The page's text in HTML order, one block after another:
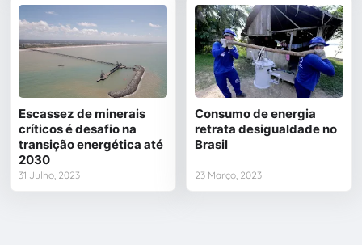
Escassez de minerais
críticos é desafio na
transição energética até
2030
31 Julho, 2023
Consumo de energia
retrata desigualdade no
Brasil
23 Março, 2023